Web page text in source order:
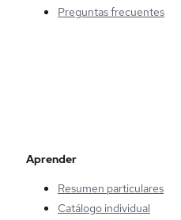
Preguntas frecuentes
Aprender
Resumen particulares
Catálogo individual